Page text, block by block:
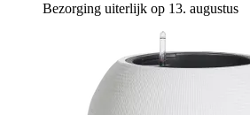
Bezorging uiterlijk op 13. augustus